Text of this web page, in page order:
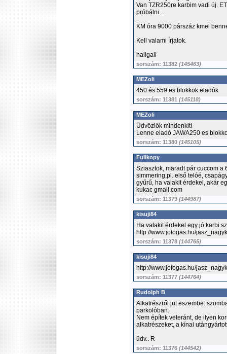
Van TZR250re karbim vadi új.
próbálni...
KM óra 9000 párszáz kmel
Kell valami írjatok.
haligali
sorszám: 11382 (145463)
MEZoli
450 és 559 es blokkok eladók
sorszám: 11381 (145118)
MEZoli
Üdvözlök mindenkit!
Lenne eladó JAWA250 es
sorszám: 11380 (145105)
Fullkopy
Sziasztok, maradt pár cuccom a
simmering,pl. első telóé,
gyűrű, ha valakit érdekel, akár
kukac gmail.com
sorszám: 11379 (144987)
kisuji84
Ha valakit érdekel egy jó karbi
http://www.jofogas.hu/
sorszám: 11378 (144765)
kisuji84
http://www.jofogas.hu/
sorszám: 11377 (144764)
Rudolph B
Alkatrészről jut eszembe:
parkolóban.
Nem építek veteránt, de ilyen
alkatrészeket, a kínai
üdv.. R
sorszám: 11376 (144542)